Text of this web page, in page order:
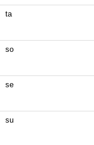
ta
so
se
su